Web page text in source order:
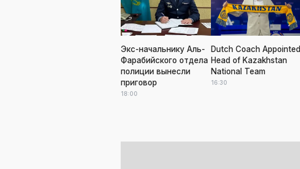
Экс-начальнику Аль-
Фарабийского отдела
полиции вынесли
приговор
18:00
Dutch Coach Appointed
Head of Kazakhstan
National Team
16:30